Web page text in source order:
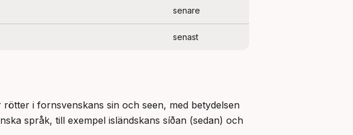
senare
senast
språk, till exempel isländskans síðan (sedan) och